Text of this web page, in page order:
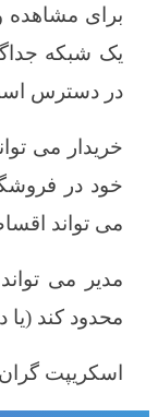
برای مشاهده
یک شبکه
در دسترس
خریدار می
خود در
می تواند
مدیر می
محدود کند
اسکریپت